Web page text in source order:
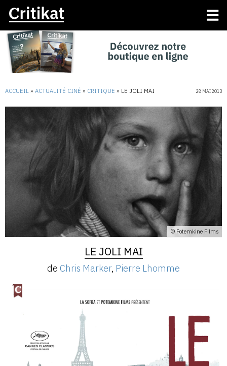
ACCUEIL » ACTUALITÉ CINÉ » CRITIQUE » LE JOLI MAI 28 MAI 2013
© Potemkine Films
LE JOLI MAI
de Chris Marker, Pierre Lhomme